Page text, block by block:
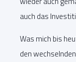
auch das
Was mich bis
den